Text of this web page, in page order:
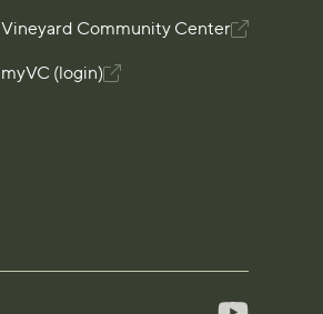
Vineyard Community Center
myVC (login)